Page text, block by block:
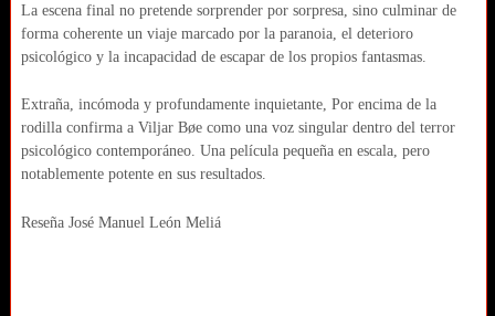
La escena final no pretende sorprender por sorpresa, sino culminar de
forma coherente un viaje marcado por la paranoia, el deterioro
psicológico y la incapacidad de escapar de los propios fantasmas.
Extraña, incómoda y profundamente inquietante, Por encima de la
rodilla confirma a Viljar Bøe como una voz singular dentro del terror
psicológico contemporáneo. Una película pequeña en escala, pero
notablemente potente en sus resultados.
Reseña José Manuel León Meliá